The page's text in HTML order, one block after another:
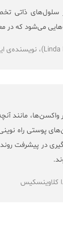
ذاتی
واکسن‌ها، مانند
پوستی راه
در پیشرفت
کلاوینسکیس